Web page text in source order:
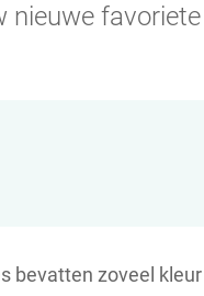
nieuwe
bevatten zoveel